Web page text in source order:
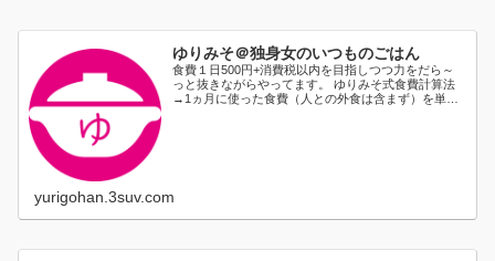
ゆりみそ＠独身女のいつものごはん
食費１日500円+消費税以内を目指しつつ力をだら～
っと抜きながらやってます。 ゆりみそ式食費計算法
→1ヵ月に使った食費（人との外食は含まず）を単純
yurigohan.3suv.com